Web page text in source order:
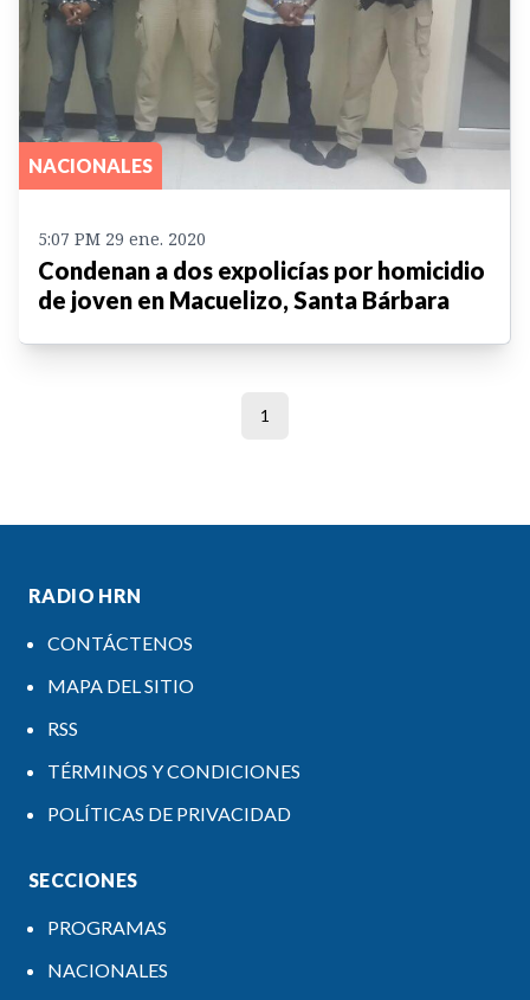
NACIONALES
5:07 PM 29 ene. 2020
Condenan a dos expolicías por homicidio
de joven en Macuelizo, Santa Bárbara
1
RADIO HRN
CONTÁCTENOS
MAPA DEL SITIO
RSS
TÉRMINOS Y CONDICIONES
POLÍTICAS DE PRIVACIDAD
SECCIONES
PROGRAMAS
NACIONALES